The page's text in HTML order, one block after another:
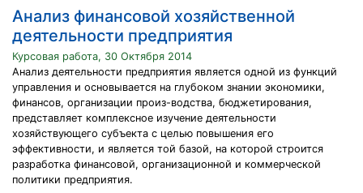
Анализ финансовой хозяйственной
деятельности предприятия
Курсовая работа, 30 Октября 2014
Анализ деятельности предприятия является одной из функций
управления и основывается на глубоком знании экономики,
финансов, организации произ-водства, бюджетирования,
представляет комплексное изучение деятельности
хозяйствующего субъекта с целью повышения его
эффективности, и является той базой, на которой строится
разработка финансовой, организационной и коммерческой
политики предприятия.